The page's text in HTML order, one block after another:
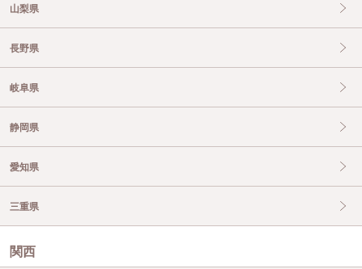
山梨県
長野県
岐阜県
静岡県
愛知県
三重県
関西